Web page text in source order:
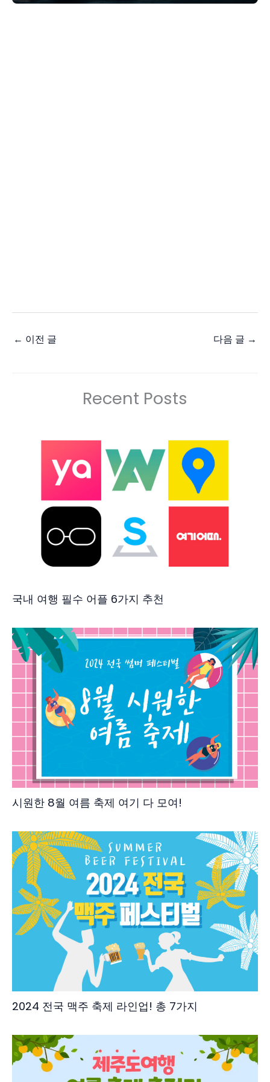
← 이전 글 다음 글 →
Recent Posts
국내 여행 필수 어플 6가지 추천
시원한 8월 여름 축제 여기 다 모여!
2024 전국 맥주 축제 라인업! 총 7가지